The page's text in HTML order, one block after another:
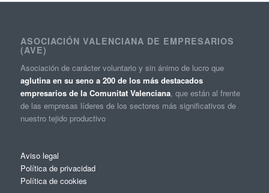
ASOCIACIÓN VALENCIANA DE EMPRESARIOS
(AVE)
Asociación de carácter voluntario y sin ánimo de lucro que
aglutina en su seno a 200 de los más destacados
empresarios de la Comunitat Valenciana, que están al frente
de las empresas líderes de los sectores más significativos de
nuestro tejido productivo
Aviso legal
Política de privacidad
Política de cookies